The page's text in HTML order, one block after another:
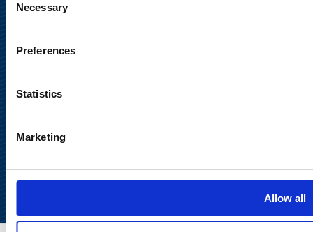
Selection
Necessary
Preferences
Statistics
Marketing
Allow all